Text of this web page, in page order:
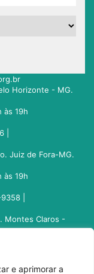
e aprimorar a
Horizonte - MG.
às 19h
|
Juiz de Fora-MG.
às 19h
|
Montes Claros -